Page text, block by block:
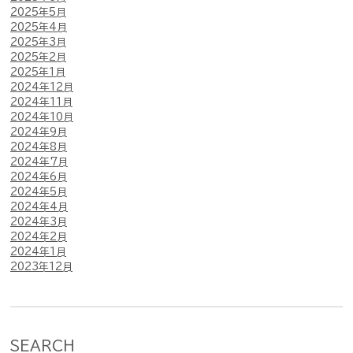
2025年5月
2025年4月
2025年3月
2025年2月
2025年1月
2024年12月
2024年11月
2024年10月
2024年9月
2024年8月
2024年7月
2024年6月
2024年5月
2024年4月
2024年3月
2024年2月
2024年1月
2023年12月
SEARCH